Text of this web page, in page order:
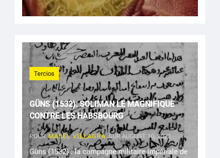
Tercios
GÜNS (1532): SOLIMAN LE MAGNIFIQUE
CONTRE LES HABSBOURG
POUR MABEL VILLAGRA SUR AUGUST 10, 2022
Güns (1532) : la campagne militaire impériale de